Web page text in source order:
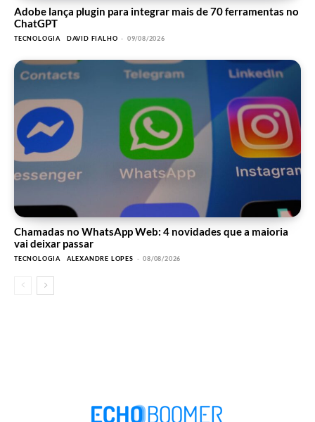
Adobe lança plugin para integrar mais de 70 ferramentas no
ChatGPT
TECNOLOGIA DAVID FIALHO - 09/08/2026
Chamadas no WhatsApp Web: 4 novidades que a maioria
vai deixar passar
TECNOLOGIA ALEXANDRE LOPES - 08/08/2026